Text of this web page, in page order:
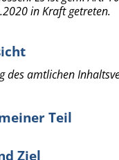
in Kraft getreten.
des amtlichen
Teil
Ziel